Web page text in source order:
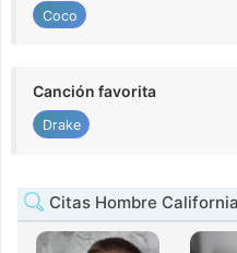
Coco
Canción favorita
Drake
Citas Hombre California